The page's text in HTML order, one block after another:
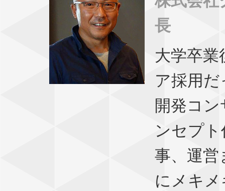
長
大学卒業
ア採用
開発コ
ンセプ
事、運営
にメキ